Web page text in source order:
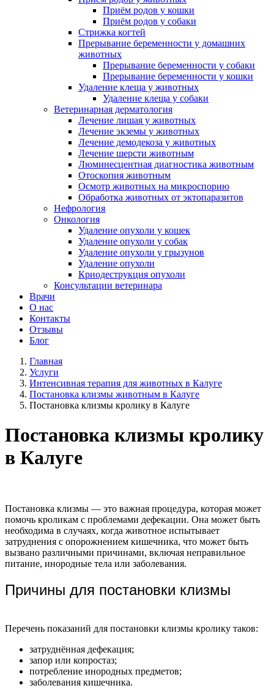
Приём родов у кошки
Приём родов у собаки
Стрижка когтей
Прерывание беременности у домашних
животных
Прерывание беременности у собаки
Прерывание беременности у кошки
Удаление клеща у животных
Удаление клеща у собаки
Ветеринарная дерматология
Лечение лишая у животных
Лечение экземы у животных
Лечение демодекоза у животных
Лечение шерсти животным
Люминесцентная диагностика животным
Отоскопия животным
Осмотр животных на микроспорию
Обработка животных от эктопаразитов
Нефрология
Онкология
Удаление опухоли у кошек
Удаление опухоли у собак
Удаление опухоли у грызунов
Удаление опухоли
Криодеструкция опухоли
Консультации ветеринара
Врачи
О нас
Контакты
Отзывы
Блог
Главная
Услуги
Интенсивная терапия для животных в Калуге
Постановка клизмы животным в Калуге
Постановка клизмы кролику в Калуге
Постановка клизмы кролику
в Калуге
Постановка клизмы — это важная процедура, которая может
помочь кроликам с проблемами дефекации. Она может быть
необходима в случаях, когда животное испытывает
затруднения с опорожнением кишечника, что может быть
вызвано различными причинами, включая неправильное
питание, инородные тела или заболевания.
Причины для постановки клизмы
Перечень показаний для постановки клизмы кролику таков:
затруднённая дефекация;
запор или копростаз;
потребление инородных предметов;
заболевания кишечника.